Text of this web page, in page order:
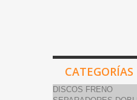
CATEGORÍAS
DISCOS FRENO